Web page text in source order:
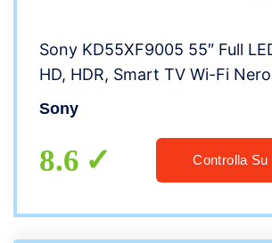
Sony KD55XF9005 55″ Full
HD, HDR, Smart TV Wi-Fi Nero
Sony
8.6 Controlla